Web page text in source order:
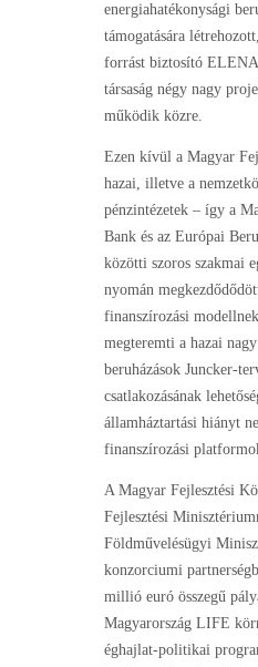
energiahatékonysági
támogatására
forrást biztosító
társaság négy nagy
működik közre.
Ezen kívül a Magyar
hazai, illetve a
pénzintézetek – így a
Bank és az Európai
közötti szoros szakmai
nyomán
finanszírozási
megteremti a hazai
beruházások Juncker-
csatlakozásának
államháztartási hiányt
finanszírozási
A Magyar Fejlesztési
Fejlesztési
Földművelésügyi
konzorciumi
millió euró összegű
Magyarország LIFE
éghajlat-politikai